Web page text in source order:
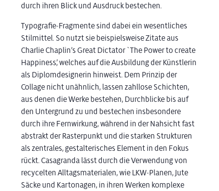
durch ihren Blick und Ausdruck bestechen.
Typografie-Fragmente sind dabei ein wesentliches
Stilmittel. So nutzt sie beispielsweise Zitate aus
Charlie Chaplin’s Great Dictator `The Power to create
Happiness’, welches auf die Ausbildung der Künstlerin
als Diplomdesignerin hinweist. Dem Prinzip der
Collage nicht unähnlich, lassen zahllose Schichten,
aus denen die Werke bestehen, Durchblicke bis auf
den Untergrund zu und bestechen insbesondere
durch ihre Fernwirkung, während in der Nahsicht fast
abstrakt der Rasterpunkt und die starken Strukturen
als zentrales, gestalterisches Element in den Fokus
rückt. Casagranda lässt durch die Verwendung von
recycelten Alltagsmaterialen, wie LKW-Planen, Jute
Säcke und Kartonagen, in ihren Werken komplexe